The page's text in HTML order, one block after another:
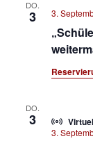
DO.
3 3.
DO.
3
3.